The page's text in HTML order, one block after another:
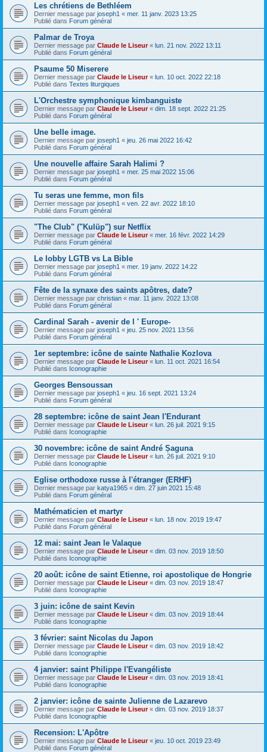
Les chrétiens de Bethléem
Dernier message par joseph1 « mer. 11 janv. 2023 13:25
Publié dans Forum général
Palmar de Troya
Dernier message par Claude le Liseur« lun. 21 nov. 2022 13:11
Publié dans Forum général
Psaume 50 Miserere
Dernier message par Claude le Liseur« lun. 10 oct. 2022 22:18
Publié dans Textes liturgiques
L'Orchestre symphonique kimbanguiste
Dernier message par Claude le Liseur« dim. 18 sept. 2022 21:25
Publié dans Forum général
Une belle image.
Dernier message par joseph1 « jeu. 26 mai 2022 16:42
Publié dans Forum général
Une nouvelle affaire Sarah Halimi ?
Dernier message par joseph1 « mer. 25 mai 2022 15:06
Publié dans Forum général
Tu seras une femme, mon fils
Dernier message par joseph1 « ven. 22 avr. 2022 18:10
Publié dans Forum général
"The Club" ("Kulüp") sur Netflix
Dernier message par Claude le Liseur« mer. 16 févr. 2022 14:29
Publié dans Forum général
Le lobby LGTB vs La Bible
Dernier message par joseph1 « mer. 19 janv. 2022 14:22
Publié dans Forum général
Fête de la synaxe des saints apôtres, date?
Dernier message par christian « mar. 11 janv. 2022 13:08
Publié dans Forum général
Cardinal Sarah - avenir de l ' Europe-
Dernier message par joseph1 « jeu. 25 nov. 2021 13:56
Publié dans Forum général
1er septembre: icône de sainte Nathalie Kozlova
Dernier message par Claude le Liseur« lun. 11 oct. 2021 16:54
Publié dans Iconographie
Georges Bensoussan
Dernier message par joseph1 « jeu. 16 sept. 2021 13:24
Publié dans Forum général
28 septembre: icône de saint Jean l'Endurant
Dernier message par Claude le Liseur« lun. 26 juil. 2021 9:15
Publié dans Iconographie
30 novembre: icône de saint André Șaguna
Dernier message par Claude le Liseur« lun. 26 juil. 2021 9:10
Publié dans Iconographie
Eglise orthodoxe russe à l'étranger (ERHF)
Dernier message par katya1965 « dim. 27 juin 2021 15:48
Publié dans Forum général
Mathématicien et martyr
Dernier message par Claude le Liseur« lun. 18 nov. 2019 19:47
Publié dans Forum général
12 mai: saint Jean le Valaque
Dernier message par Claude le Liseur« dim. 03 nov. 2019 18:50
Publié dans Iconographie
20 août: icône de saint Etienne, roi apostolique de Hongrie
Dernier message par Claude le Liseur« dim. 03 nov. 2019 18:47
Publié dans Iconographie
3 juin: icône de saint Kevin
Dernier message par Claude le Liseur« dim. 03 nov. 2019 18:44
Publié dans Iconographie
3 février: saint Nicolas du Japon
Dernier message par Claude le Liseur« dim. 03 nov. 2019 18:42
Publié dans Iconographie
4 janvier: saint Philippe l'Evangéliste
Dernier message par Claude le Liseur« dim. 03 nov. 2019 18:41
Publié dans Iconographie
2 janvier: icône de sainte Julienne de Lazarevo
Dernier message par Claude le Liseur« dim. 03 nov. 2019 18:37
Publié dans Iconographie
Recension: L'Apôtre
Dernier message par Claude le Liseur« jeu. 10 oct. 2019 23:49
Publié dans Forum général